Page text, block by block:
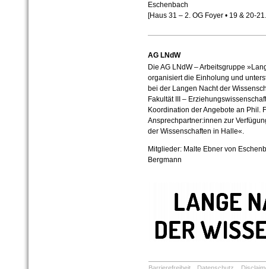
Eschenbach
[Haus 31 – 2. OG Foyer • 19 & 20-
AG LNdW
Die AG LNdW – Arbeitsgruppe
organisiert die Einholung und
bei der Langen Nacht der
Fakultät III –
Koordination der Angebote an Phil.
Ansprechpartner:innen zur
der Wissenschaften in Halle«.
Mitglieder: Malte Ebner von
Bergmann